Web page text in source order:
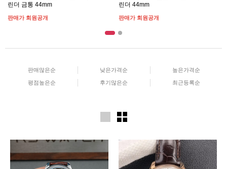
린더 금통 44mm
판매가 회원공개
린더 44mm
판매가 회원공개
판매많은순 낮은가격순 높은가격순
평점높은순 후기많은순 최근등록순